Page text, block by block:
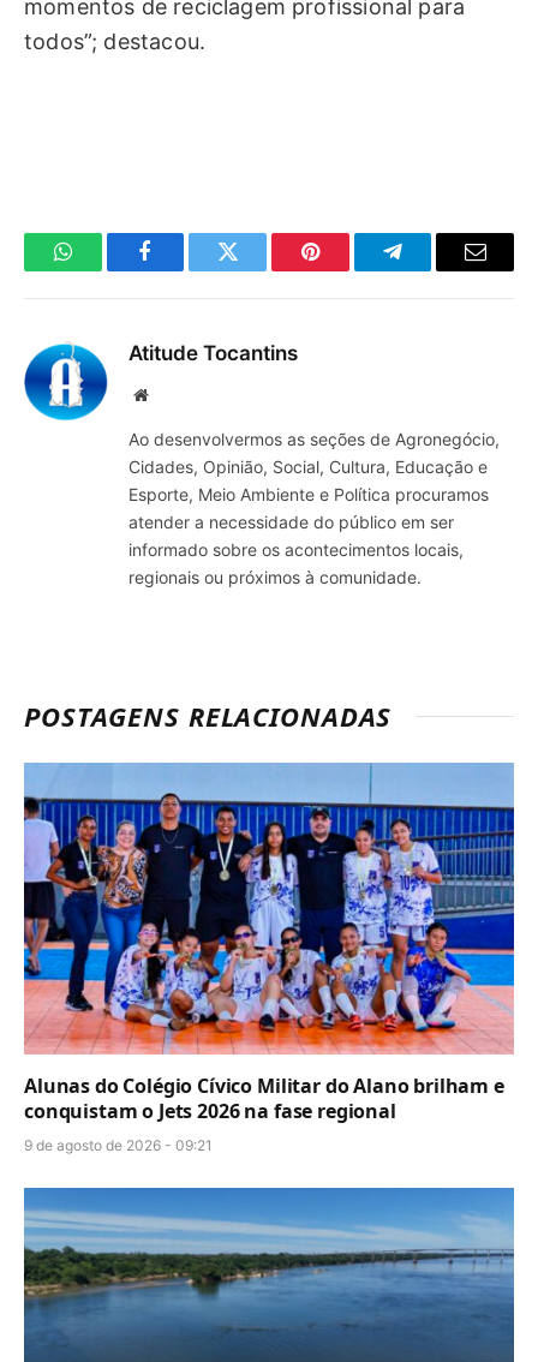
momentos de reciclagem profissional para
todos”; destacou.
WhatsAppFacebookTwitter Pinterest TelegramaE-
Atitude Tocantins
Site
Ao desenvolvermos as seções de Agronegócio,
Cidades, Opinião, Social, Cultura, Educação e
Esporte, Meio Ambiente e Política procuramos
atender a necessidade do público em ser
informado sobre os acontecimentos locais,
regionais ou próximos à comunidade.
POSTAGENS RELACIONADAS
Alunas do Colégio Cívico Militar do Alano brilham e
conquistam o Jets 2026 na fase regional
9 de agosto de 2026 - 09:21